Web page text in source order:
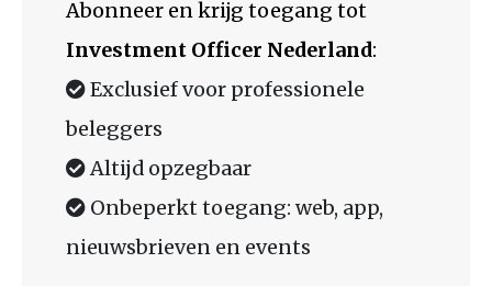
Abonneer en krijg toegang tot
Investment Officer Nederland:
Exclusief voor professionele
beleggers
Altijd opzegbaar
Onbeperkt toegang: web, app,
nieuwsbrieven en events